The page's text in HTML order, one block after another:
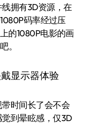
拥有3D资源，在
码率经过压
的1080P电影的画
。
时间长了会不会
到晕眩感，仅3D